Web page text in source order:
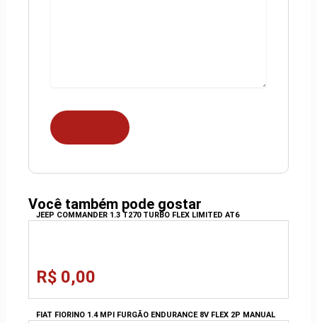
Você também pode gostar
JEEP COMMANDER 1.3 T270 TURBO FLEX LIMITED AT6
R$ 0,00
FIAT FIORINO 1.4 MPI FURGÃO ENDURANCE 8V FLEX 2P MANUAL